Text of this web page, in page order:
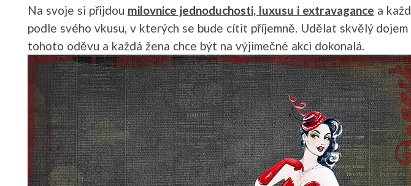
Na svoje si přijdou milovnice jednoduchosti, luxusu i extravagance a
podle svého vkusu, v kterých se bude cítit příjemně. Udělat skvělý
tohoto oděvu a každá žena chce být na výjimečné akci dokonalá.